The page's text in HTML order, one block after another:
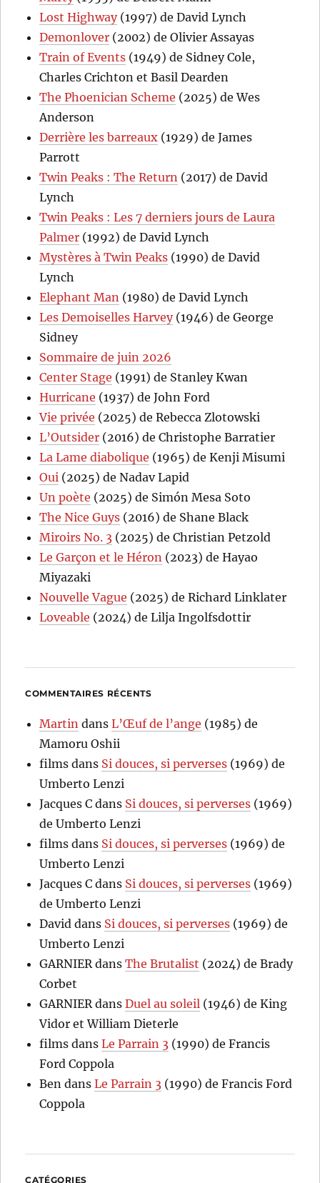
Lost Highway(1997) de David Lynch
Demonlover (2002) de Olivier Assayas
Train of Events (1949) de Sidney Cole,
Charles Crichton et Basil Dearden
The Phoenician Scheme (2025) de Wes
Anderson
Derrière les barreaux (1929) de James
Parrott
Twin Peaks : The Return (2017) de David
Lynch
Twin Peaks : Les 7 derniers jours de Laura
Palmer (1992) de David Lynch
Mystères à Twin Peaks (1990) de David
Lynch
Elephant Man (1980) de David Lynch
Les Demoiselles Harvey(1946) de George
Sidney
Sommaire de juin 2026
Center Stage (1991) de Stanley Kwan
Hurricane (1937) de John Ford
Vie privée (2025) de Rebecca Zlotowski
L’Outsider (2016) de Christophe Barratier
La Lame diabolique (1965) de Kenji Misumi
Oui (2025) de Nadav Lapid
Un poète (2025) de Simón Mesa Soto
The Nice Guys (2016) de Shane Black
Miroirs No. 3 (2025) de Christian Petzold
Le Garçon et le Héron (2023) de Hayao
Miyazaki
Nouvelle Vague (2025) de Richard Linklater
Loveable (2024) de Lilja Ingolfsdottir
COMMENTAIRES RÉCENTS
Martin dansL’Œuf de l’ange (1985) de
Mamoru Oshii
films dans Si douces, si perverses (1969) de
Umberto Lenzi
Jacques C dans Si douces, si perverses (1969)
de Umberto Lenzi
films dans Si douces, si perverses (1969) de
Umberto Lenzi
Jacques C dans Si douces, si perverses (1969)
de Umberto Lenzi
David dans Si douces, si perverses (1969) de
Umberto Lenzi
GARNIER dansThe Brutalist (2024) de Brady
Corbet
GARNIER dansDuel au soleil (1946) de King
Vidor et William Dieterle
films dansLe Parrain 3 (1990) de Francis
Ford Coppola
Ben dansLe Parrain 3 (1990) de Francis Ford
Coppola
CATÉGORIES